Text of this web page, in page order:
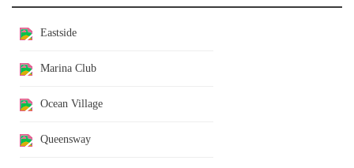
Eastside
Marina Club
Ocean Village
Queensway